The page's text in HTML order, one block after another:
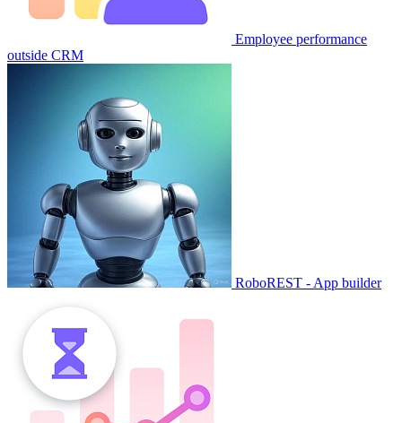
Employee performance
outside CRM
RoboREST - App builder